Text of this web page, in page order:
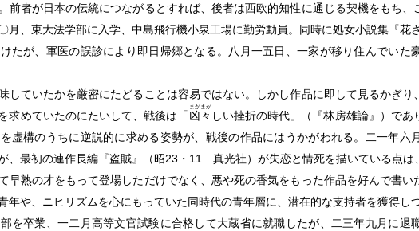
前者が日本の伝統につながるとすれば、後者は西欧的知性に通じる契機をもち、
月、東大法学部に入学、中島飛行機小泉工場に勤労動員。同時に処女小説集『
たが、軍医の誤診により即日帰郷となる。八月一五日、一家が移り住んでいた
ていたかを厳密にたどることは容易ではない。しかし作品に即して見るかぎり
求めていたのにたいして、戦後は「 凶々
まがまが
しい挫折の時代」（『林房雄論』）で
虚構のうちに逆説的に求める姿勢が、戦後の作品にはうかがわれる。二一年六
、最初の連作長編『盗賊』（昭23・11 真光社）が失恋と情死を描いている点
早熟の才をもって登場しただけでなく、悪や死の香気をもった作品を好んで書
年や、ニヒリズムを心にもっていた同時代の青年層に、潜在的な支持者を獲得し
を卒業、一二月高等文官試験に合格して大蔵省に就職したが、二三年九月に退